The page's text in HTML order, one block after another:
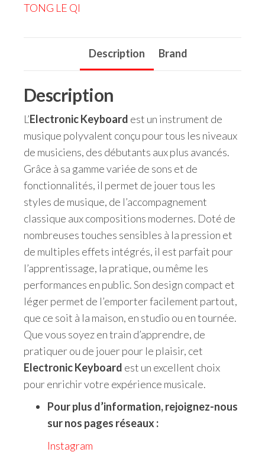
TONG LE QI
Description Brand
Description
L’Electronic Keyboard est un instrument de
musique polyvalent conçu pour tous les niveaux
de musiciens, des débutants aux plus avancés.
Grâce à sa gamme variée de sons et de
fonctionnalités, il permet de jouer tous les
styles de musique, de l’accompagnement
classique aux compositions modernes. Doté de
nombreuses touches sensibles à la pression et
de multiples effets intégrés, il est parfait pour
l’apprentissage, la pratique, ou même les
performances en public. Son design compact et
léger permet de l’emporter facilement partout,
que ce soit à la maison, en studio ou en tournée.
Que vous soyez en train d’apprendre, de
pratiquer ou de jouer pour le plaisir, cet
Electronic Keyboard est un excellent choix
pour enrichir votre expérience musicale.
Pour plus d’information, rejoignez-nous
sur nos pages réseaux :
Instagram